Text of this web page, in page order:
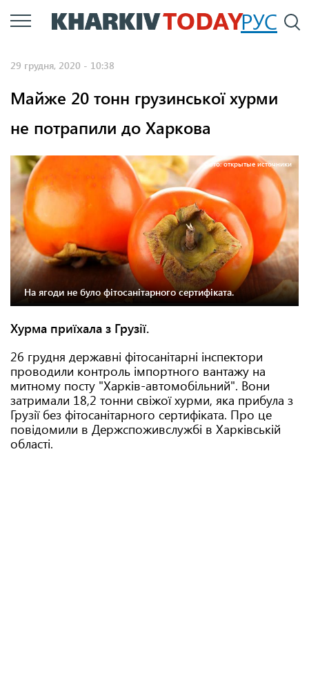
Перейти
до
РУС
29 грудня, 2020 - 10:38
Майже 20 тонн грузинської хурми
не потрапили до Харкова
Фото: открытые источники
На ягоди не було фітосанітарного сертифіката.
Хурма приїхала з Грузії.
26 грудня державні фітосанітарні інспектори
проводили контроль імпортного вантажу на
митному посту "Харків-автомобільний". Вони
затримали 18,2 тонни свіжої хурми, яка прибула з
Грузії без фітосанітарного сертифіката. Про це
повідомили в Держспоживслужбі в Харківській
області.